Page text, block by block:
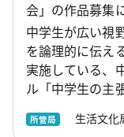
会」の作品募集
中学生が広い視
を論理的に伝え
実施している、
ル「中学生の
所管局 生活文化